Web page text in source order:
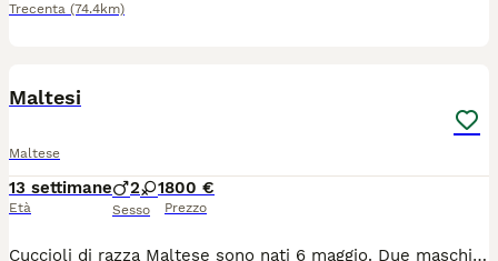
Trecenta (74.4km)
Maltesi
Maltese
13 settimane
Età
2 1
Sesso
800 €
Prezzo
Cuccioli di razza Maltese sono nati 6 maggio. Due maschi e una femmina. Saranno disponibili 1 agosto con la vaccinazione completa. Contattatemi per altra informazione e foto dei cuccioli e genitori. Invito volentieri a casa nostra per vederli meglio. Solo chi è interessato davvero.